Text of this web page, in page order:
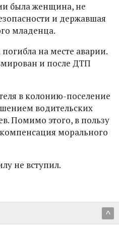
была женщина, не
и державшая
младенца.
на месте аварии.
и после ДТП
в колонию-поселение
водительских
Помимо этого, в пользу
морального
не вступил.
^